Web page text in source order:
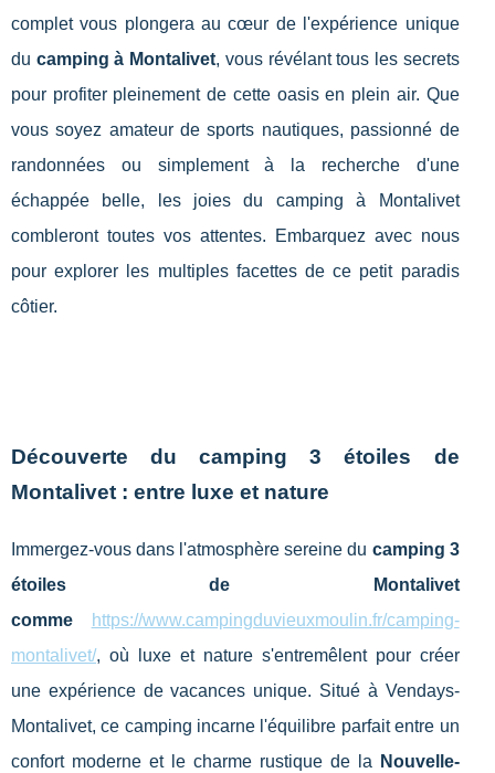
complet vous plongera au cœur de l'expérience unique
du camping à Montalivet, vous révélant tous les secrets
pour profiter pleinement de cette oasis en plein air. Que
vous soyez amateur de sports nautiques, passionné de
randonnées ou simplement à la recherche d'une
échappée belle, les joies du camping à Montalivet
combleront toutes vos attentes. Embarquez avec nous
pour explorer les multiples facettes de ce petit paradis
côtier.
Découverte du camping 3 étoiles de
Montalivet : entre luxe et nature
Immergez-vous dans l'atmosphère sereine du camping 3
étoiles de Montalivet
comme
https://www.campingduvieuxmoulin.fr/camping-
montalivet/, où luxe et nature s'entremêlent pour créer
une expérience de vacances unique. Situé à Vendays-
Montalivet, ce camping incarne l'équilibre parfait entre un
confort moderne et le charme rustique de la Nouvelle-